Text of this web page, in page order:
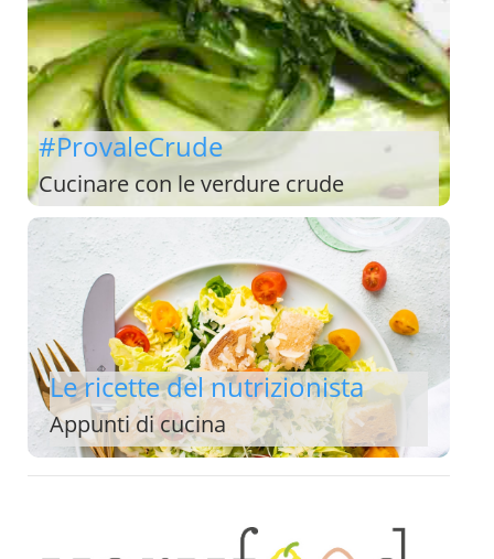
#ProvaleCrude
Cucinare con le verdure crude
Le ricette del nutrizionista
Appunti di cucina